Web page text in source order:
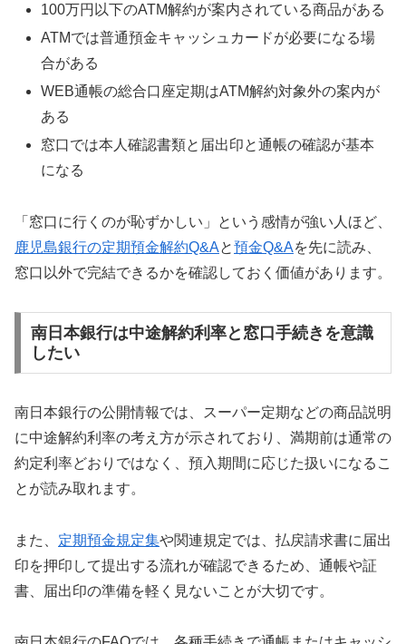
100万円以下のATM解約が案内されている商品がある
ATMでは普通預金キャッシュカードが必要になる場
合がある
WEB通帳の総合口座定期はATM解約対象外の案内が
ある
窓口では本人確認書類と届出印と通帳の確認が基本
になる
「窓口に行くのが恥ずかしい」という感情が強い人ほど、
鹿児島銀行の定期預金解約Q&Aと預金Q&Aを先に読み、
窓口以外で完結できるかを確認しておく価値があります。
南日本銀行は中途解約利率と窓口手続きを意識
したい
南日本銀行の公開情報では、スーパー定期などの商品説明
に中途解約利率の考え方が示されており、満期前は通常の
約定利率どおりではなく、預入期間に応じた扱いになるこ
とが読み取れます。
また、 定期預金規定集や関連規定では、払戻請求書に届出
印を押印して提出する流れが確認できるため、通帳や証
書、届出印の準備を軽く見ないことが大切です。